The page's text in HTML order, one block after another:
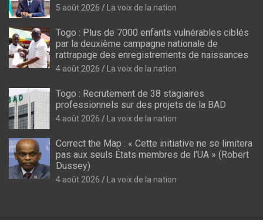
5 août 2026 La voix de la nation
Togo : Plus de 7000 enfants vulnérables ciblés
par la deuxième campagne nationale de
rattrapage des enregistrements de naissances
4 août 2026 La voix de la nation
Togo : Recrutement de 38 stagiaires
professionnels sur des projets de la BAD
4 août 2026 La voix de la nation
Correct the Map : « Cette initiative ne se limitera
pas aux seuls États membres de l’UA » (Robert
Dussey)
4 août 2026 La voix de la nation